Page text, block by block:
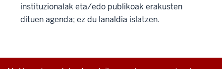
instituzionalak eta/edo publikoak erakusten
dituen agenda; ez du lanaldia islatzen.